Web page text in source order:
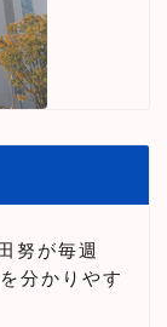
努が毎週
分かりやす